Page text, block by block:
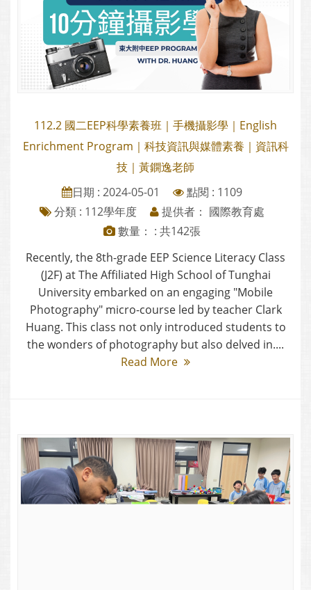
112.2 國二EEP科學素養班｜手機攝影學｜English
Enrichment Program｜科技資訊與媒體素養｜資訊科
技｜黃鐦逸老師
日期 : 2024-05-01
點閱 : 1109
分類 : 112學年度
提供者： 國際教育處
數量： : 共142張
Recently, the 8th-grade EEP Science Literacy Class
(J2F) at The Affiliated High School of Tunghai
University embarked on an engaging "Mobile
Photography" micro-course led by teacher Clark
Huang. This class not only introduced students to
the wonders of photography but also delved in....
Read More